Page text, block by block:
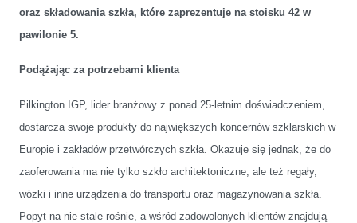
oraz składowania szkła, które zaprezentuje na stoisku 42 w
pawilonie 5.
Podążając za potrzebami klienta
Pilkington IGP, lider branżowy z ponad 25-letnim doświadczeniem,
dostarcza swoje produkty do największych koncernów szklarskich w
Europie i zakładów przetwórczych szkła. Okazuje się jednak, że do
zaoferowania ma nie tylko szkło architektoniczne, ale też regały,
wózki i inne urządzenia do transportu oraz magazynowania szkła.
Popyt na nie stale rośnie, a wśród zadowolonych klientów znajdują